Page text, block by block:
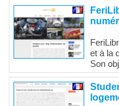
et à la
Son